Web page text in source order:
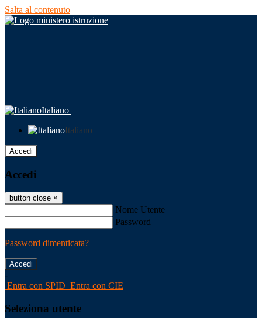
Salta al contenuto
Italiano
Italiano
Accedi
Accedi
button close ×
Nome Utente
Password
Password dimenticata?
-
Entra con SPID Entra con CIE
Seleziona utente